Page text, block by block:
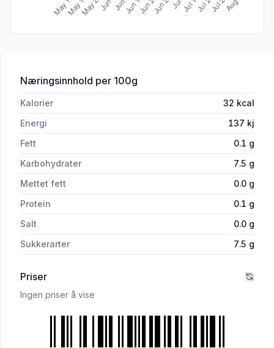
Næringsinnhold for 'Terroir Perlende Blåbærdrikk
per 100g
Kalorier 32 kcal
Energi
137 kj
Fett
0.1 g
Karbohydrater
7.5 g
Mettet fett
0.0 g
Protein
0.1 g
Salt
0.0 g
Sukkerarter
7.5 g
Priser
Ingen priser å vise